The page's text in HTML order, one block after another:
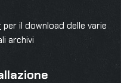
per il download delle varie
archivi